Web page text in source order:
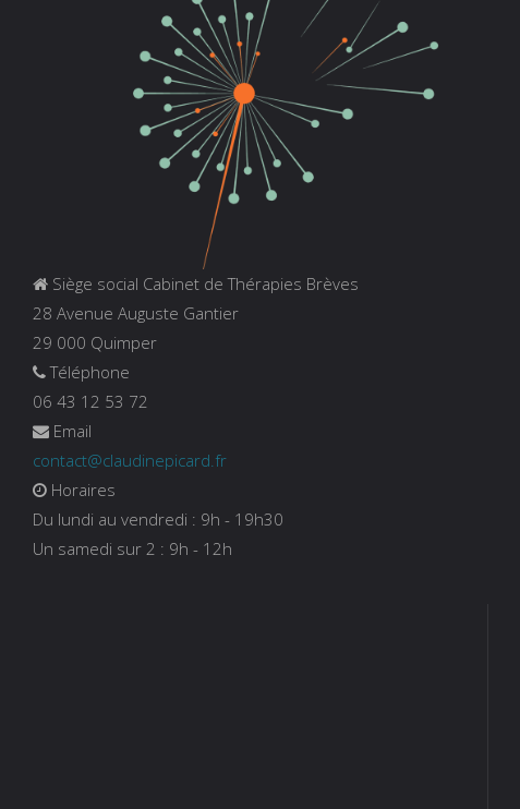
Siège social Cabinet de Thérapies Brèves
28 Avenue Auguste Gantier
29 000 Quimper
Téléphone
06 43 12 53 72
Email
contact@claudinepicard.fr
Horaires
Du lundi au vendredi : 9h - 19h30
Un samedi sur 2 : 9h - 12h